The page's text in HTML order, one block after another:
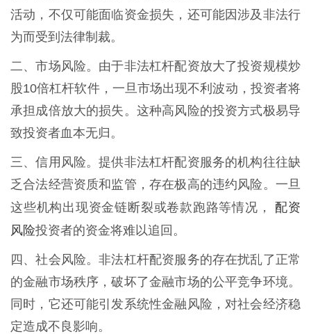
活动，不仅可能面临资金损失，还可能因涉及非法行
为而受到法律制裁。
二、市场风险。由于非法杠杆配资放大了投资规模炒
股10倍杠杆软件，一旦市场出现不利波动，投资者将
承担成倍放大的损失。这种高风险的投资方式极易导
致投资者血本无归。
三、信用风险。提供非法杠杆配资服务的机构往往缺
乏合法经营资质和监管，存在极高的违约风险。一旦
这些机构出现资金链断裂或卷款跑路等情况，
配资
风险投资者的资金将难以追回。
四、社会风险。非法杠杆配资服务的存在扰乱了正常
的金融市场秩序，破坏了金融市场的公平竞争环境。
同时，它还可能引发系统性金融风险，对社会经济稳
定造成不良影响。